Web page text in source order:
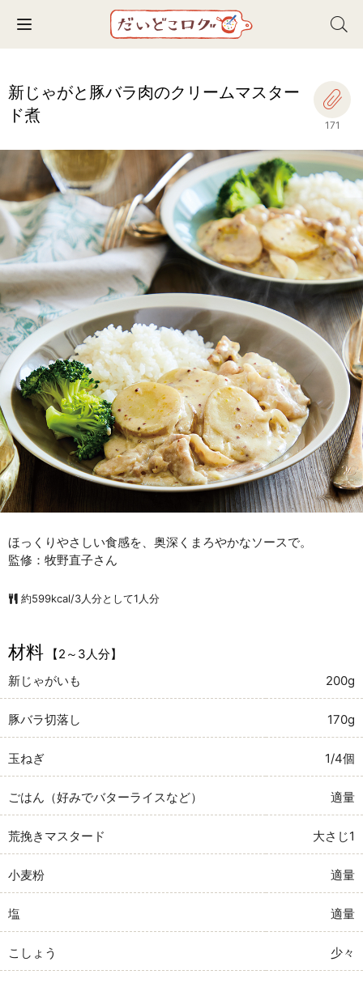
Toggle navigation
新じゃがと豚バラ肉のクリームマスター
ド煮
171
ほっくりやさしい食感を、奥深くまろやかなソースで。
監修：牧野直子さん
約599kcal/3人分として1人分
材料
【2～3人分】
新じゃがいも
200g
豚バラ切落し 170g
玉ねぎ 1/4個
ごはん（好みでバターライスなど） 適量
荒挽きマスタード 大さじ1
小麦粉 適量
塩 適量
こしょう 少々